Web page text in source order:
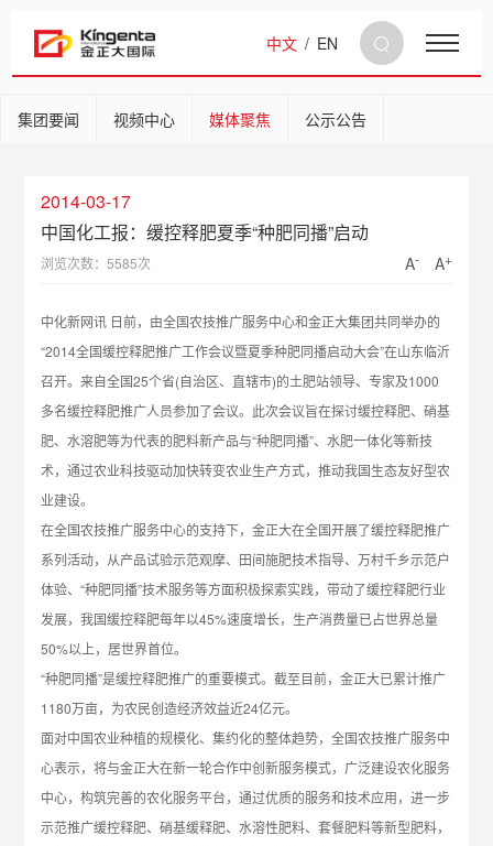
中文 / EN
集团要闻 视频中心 媒体聚焦 公示公告
2014-03-17
中国化工报：缓控释肥夏季“种肥同播”启动
浏览次数：5585次 A- A+
中化新网讯 日前，由全国农技推广服务中心和金正大集团共同举办的
“2014全国缓控释肥推广工作会议暨夏季种肥同播启动大会”在山东临沂
召开。来自全国25个省(自治区、直辖市)的土肥站领导、专家及1000
多名缓控释肥推广人员参加了会议。此次会议旨在探讨缓控释肥、硝基
肥、水溶肥等为代表的肥料新产品与“种肥同播”、水肥一体化等新技
术，通过农业科技驱动加快转变农业生产方式，推动我国生态友好型农
业建设。
在全国农技推广服务中心的支持下，金正大在全国开展了缓控释肥推广
系列活动，从产品试验示范观摩、田间施肥技术指导、万村千乡示范户
体验、“种肥同播”技术服务等方面积极探索实践，带动了缓控释肥行业
发展，我国缓控释肥每年以45%速度增长，生产消费量已占世界总量
50%以上，居世界首位。
“种肥同播”是缓控释肥推广的重要模式。截至目前，金正大已累计推广
1180万亩，为农民创造经济效益近24亿元。
面对中国农业种植的规模化、集约化的整体趋势，全国农技推广服务中
心表示，将与金正大在新一轮合作中创新服务模式，广泛建设农化服务
中心，构筑完善的农化服务平台，通过优质的服务和技术应用，进一步
示范推广缓控释肥、硝基缓释肥、水溶性肥料、套餐肥料等新型肥料，